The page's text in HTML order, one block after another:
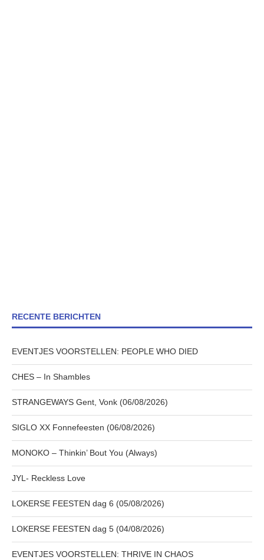
RECENTE BERICHTEN
EVENTJES VOORSTELLEN: PEOPLE WHO DIED
CHES – In Shambles
STRANGEWAYS Gent, Vonk (06/08/2026)
SIGLO XX Fonnefeesten (06/08/2026)
MONOKO – Thinkin’ Bout You (Always)
JYL- Reckless Love
LOKERSE FEESTEN dag 6 (05/08/2026)
LOKERSE FEESTEN dag 5 (04/08/2026)
EVENTJES VOORSTELLEN: THRIVE IN CHAOS